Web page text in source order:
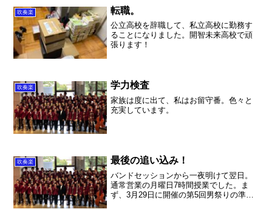
吹奏楽 転職。
公立高校を辞職して、私立高校に勤務す
ることになりました。開智未来高校で頑
張ります！
吹奏楽 学力検査
家族は度に出て、私はお留守番。色々と
充実しています。
吹奏楽 最後の追い込み！
バンドセッションから一夜明けて翌日。
通常営業の月曜日7時間授業でした。ま
ず、3月29日に開催の第5回男祭りの準備